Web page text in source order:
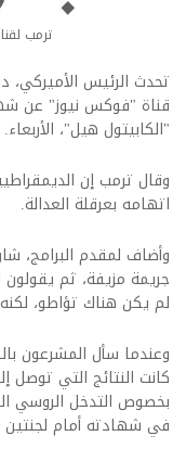
ترمب
تحدث الرئيس الأميركي،
قناة "فوكس نيوز" عن
"الكابيتول هيل"، الأربعاء.
وقال ترمب إن
اتهامه بعرقلة العدالة.
وأضاف لمقدم البرامج،
جريمة مزيفة، ثم يقولون
لم يكن هناك تؤاطو،
وعندما سأل المشرعون
كانت النتائج التي توصل
بخصوص التدخل الروسي
في شهادته أمام لجنتين